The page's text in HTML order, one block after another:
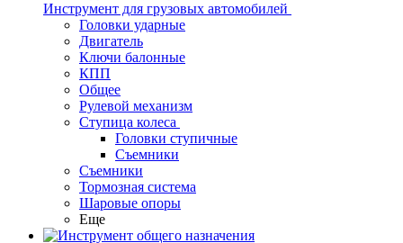
Инструмент для грузовых автомобилей
Головки ударные
Двигатель
Ключи балонные
КПП
Общее
Рулевой механизм
Ступица колеса
Головки ступичные
Съемники
Съемники
Тормозная система
Шаровые опоры
Еще